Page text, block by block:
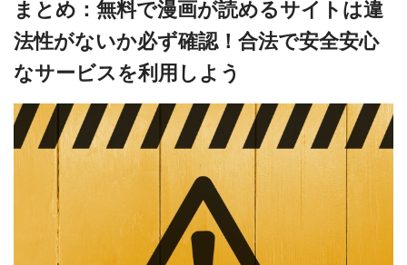
まとめ：無料で漫画が読めるサイトは違
法性がないか必ず確認！合法で安全安心
なサービスを利用しよう